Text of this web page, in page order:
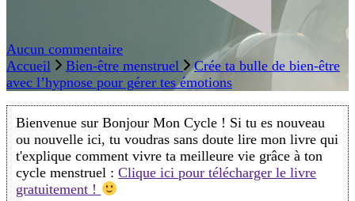
Aucun commentaireCrée
ta
bulle
bien-
être
avec
l’hypnose
pour
Accueil Bien-être menstruel
Crée ta bulle de bien-être
avec l’hypnose pour gérer tes émotions
Bienvenue sur Bonjour Mon Cycle ! Si tu es nouveau
ou nouvelle ici, tu voudras sans doute lire mon livre qui
t'explique comment vivre ta meilleure vie grâce à ton
cycle menstruel :Clique ici pour télécharger le livre
gratuitement !